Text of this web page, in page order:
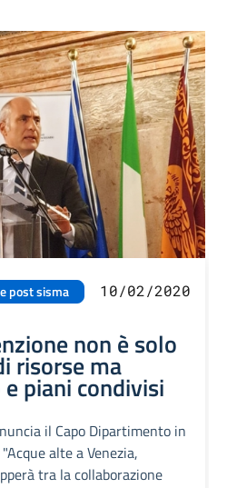
post sisma 10/02/2020
non è solo
risorse ma
piani condivisi
il Capo Dipartimento in
alte a Venezia,
tra la collaborazione